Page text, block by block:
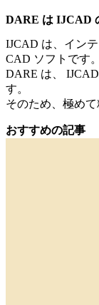
DARE は IJCAD
IJCAD は、イン
CAD ソフトです。
DARE は、
す。
そのため、極め
おすすめの記事